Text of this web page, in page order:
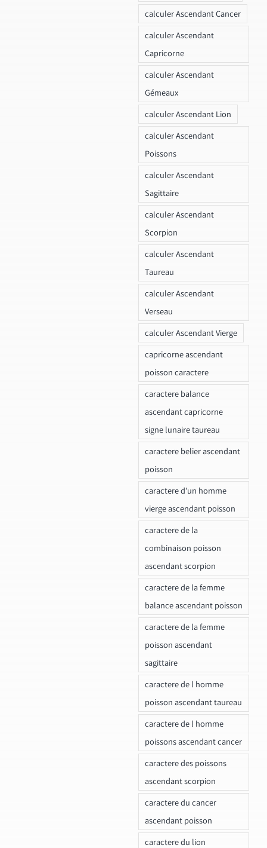
calculer Ascendant Cancer
calculer Ascendant
Capricorne
calculer Ascendant
Gémeaux
calculer Ascendant Lion
calculer Ascendant
Poissons
calculer Ascendant
Sagittaire
calculer Ascendant
Scorpion
calculer Ascendant
Taureau
calculer Ascendant
Verseau
calculer Ascendant Vierge
capricorne ascendant
poisson caractere
caractere balance
ascendant capricorne
signe lunaire taureau
caractere belier ascendant
poisson
caractere d'un homme
vierge ascendant poisson
caractere de la
combinaison poisson
ascendant scorpion
caractere de la femme
balance ascendant poisson
caractere de la femme
poisson ascendant
sagittaire
caractere de l homme
poisson ascendant taureau
caractere de l homme
poissons ascendant cancer
caractere des poissons
ascendant scorpion
caractere du cancer
ascendant poisson
caractere du lion